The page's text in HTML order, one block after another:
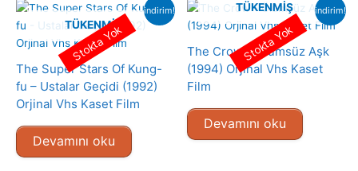
indirim!
TÜKENMIŞ
The Super Stars Of Kung-
fu – Ustalar Geçidi (1992)
Orjinal Vhs Kaset Film
Devamını oku
Stokta Yok
indirim!
TÜKENMIŞ
The Crow – Ölümsüz Aşk
(1994) Orjinal Vhs Kaset
Film
Devamını oku
Stokta Yok